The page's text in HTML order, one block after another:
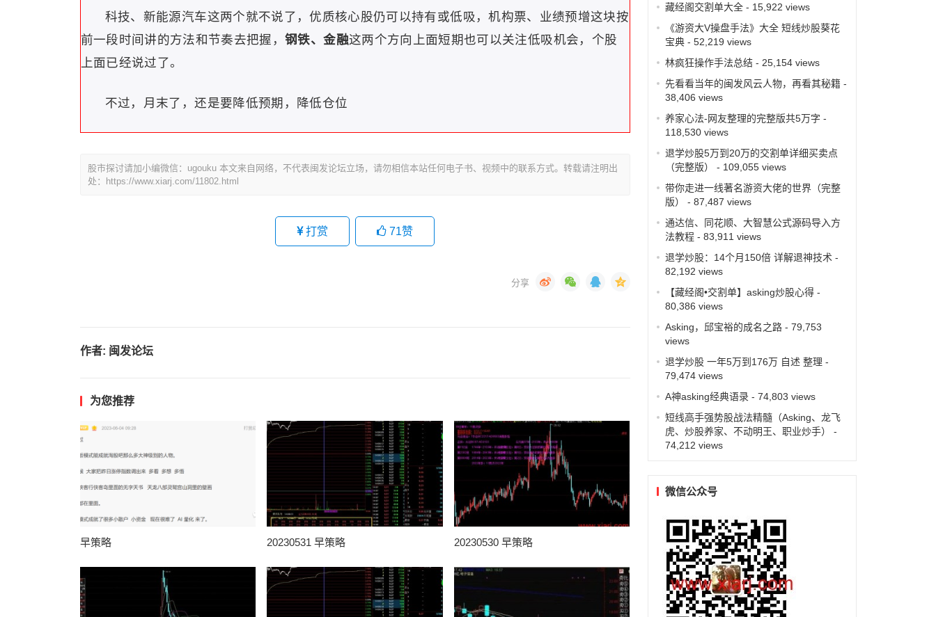
科技、新能源汽车这两个就不说了，优质核心股仍可以持有或低吸，机构票、业绩预增这块按
前一段时间讲的方法和节奏去把握，钢铁、金融这两个方向上面短期也可以关注低吸机会，个股
上面已经说过了。
不过，月末了，还是要降低预期，降低仓位
股市探讨请加小编微信：ugouku 本文来自网络，不代表闽发论坛立场，请勿相信本站任何电子书、视频中的联系方式。转载请注明出
处：https://www.xiarj.com/11802.html
打赏 71赞
作者: 闽发论坛
为您推荐
早策略 20230531 早策略 20230530 早策略
藏经阁交割单大全- 15,922 views
《游资大V操盘手法》大全 短线炒股葵花
宝典- 52,219 views
林疯狂操作手法总结- 25,154 views
先看看当年的闽发风云人物，再看其秘籍-
38,406 views
养家心法-网友整理的完整版共5万字 -
118,530 views
退学炒股5万到20万的交割单详细买卖点
（完整版）
- 109,055 views
带你走进一线著名游资大佬的世界（完整
版）
- 87,487 views
通达信、同花顺、大智慧公式源码导入方
法教程- 83,911 views
退学炒股：14个月150倍 详解退神技术 -
82,192 views
【藏经阁•交割单】asking炒股心得-
80,386 views
Asking，邱宝裕的成名之路- 79,753
views
退学炒股 一年5万到176万 自述 整理 -
79,474 views
A神asking经典语录- 74,803 views
短线高手强势股战法精髓（Asking、龙飞
虎、炒股养家、不动明王、职业炒手）
-
74,212 views
微信公众号